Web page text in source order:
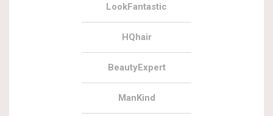
LookFantastic
HQhair
BeautyExpert
ManKind